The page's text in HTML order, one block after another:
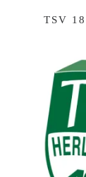
TSV